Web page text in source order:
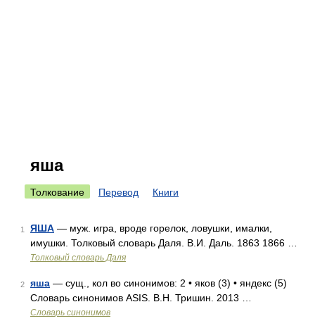
яша
Толкование Перевод Книги
1 ЯША — муж. игра, вроде горелок, ловушки, ималки,
имушки. Толковый словарь Даля. В.И. Даль. 1863 1866 …
Толковый словарь Даля
2 яша — сущ., кол во синонимов: 2 • яков (3) • яндекс (5)
Словарь синонимов ASIS. В.Н. Тришин. 2013 …
Словарь синонимов